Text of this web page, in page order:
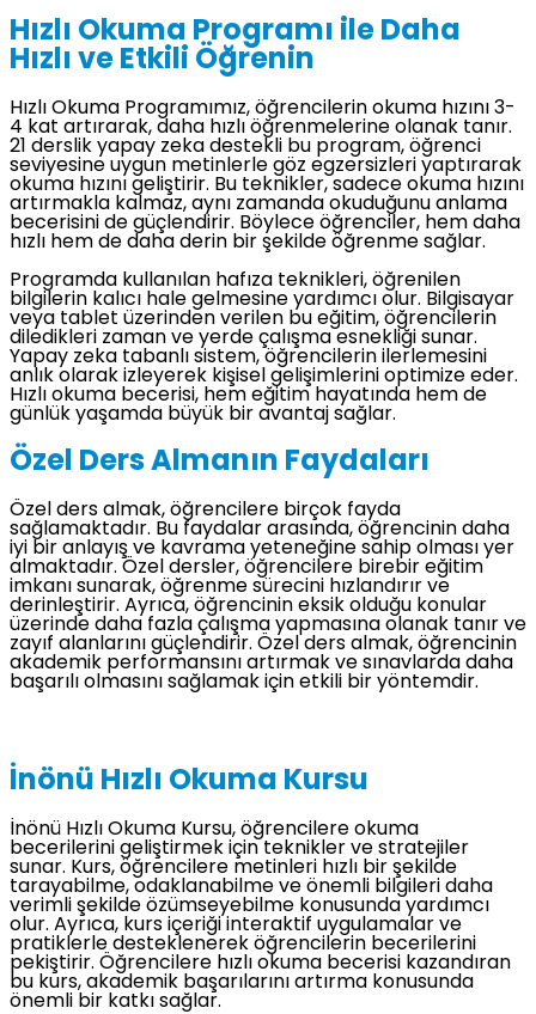
Hızlı Okuma Programı ile Daha
Hızlı ve Etkili Öğrenin
Hızlı Okuma Programımız, öğrencilerin okuma hızını 3-
4 kat artırarak, daha hızlı öğrenmelerine olanak tanır.
21 derslik yapay zeka destekli bu program, öğrenci
seviyesine uygun metinlerle göz egzersizleri yaptırarak
okuma hızını geliştirir. Bu teknikler, sadece okuma hızını
artırmakla kalmaz, aynı zamanda okuduğunu anlama
becerisini de güçlendirir. Böylece öğrenciler, hem daha
hızlı hem de daha derin bir şekilde öğrenme sağlar.
Programda kullanılan hafıza teknikleri, öğrenilen
bilgilerin kalıcı hale gelmesine yardımcı olur. Bilgisayar
veya tablet üzerinden verilen bu eğitim, öğrencilerin
diledikleri zaman ve yerde çalışma esnekliği sunar.
Yapay zeka tabanlı sistem, öğrencilerin ilerlemesini
anlık olarak izleyerek kişisel gelişimlerini optimize eder.
Hızlı okuma becerisi, hem eğitim hayatında hem de
günlük yaşamda büyük bir avantaj sağlar.
Özel Ders Almanın Faydaları
Özel ders almak, öğrencilere birçok fayda
sağlamaktadır. Bu faydalar arasında, öğrencinin daha
iyi bir anlayış ve kavrama yeteneğine sahip olması yer
almaktadır. Özel dersler, öğrencilere birebir eğitim
imkanı sunarak, öğrenme sürecini hızlandırır ve
derinleştirir. Ayrıca, öğrencinin eksik olduğu konular
üzerinde daha fazla çalışma yapmasına olanak tanır ve
zayıf alanlarını güçlendirir. Özel ders almak, öğrencinin
akademik performansını artırmak ve sınavlarda daha
başarılı olmasını sağlamak için etkili bir yöntemdir.
İnönü Hızlı Okuma Kursu
İnönü Hızlı Okuma Kursu, öğrencilere okuma
becerilerini geliştirmek için teknikler ve stratejiler
sunar. Kurs, öğrencilere metinleri hızlı bir şekilde
tarayabilme, odaklanabilme ve önemli bilgileri daha
verimli şekilde özümseyebilme konusunda yardımcı
olur. Ayrıca, kurs içeriği interaktif uygulamalar ve
pratiklerle desteklenerek öğrencilerin becerilerini
pekiştirir. Öğrencilere hızlı okuma becerisi kazandıran
bu kurs, akademik başarılarını artırma konusunda
önemli bir katkı sağlar.